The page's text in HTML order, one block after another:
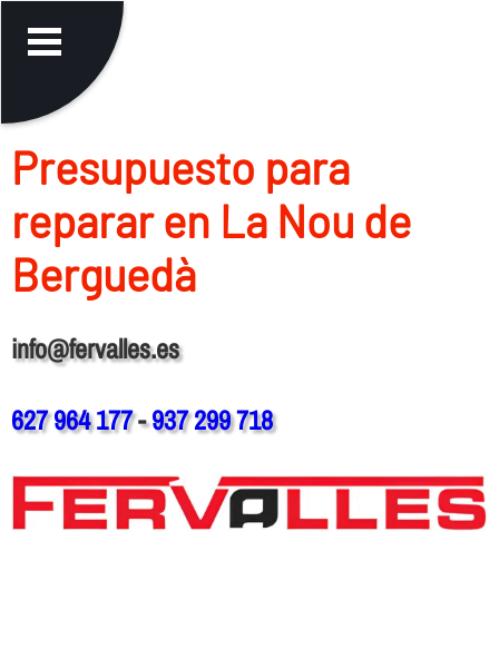
Presupuesto para
reparar en La Nou de
Berguedà
info@fervalles.es
627 964 177-937 299 718